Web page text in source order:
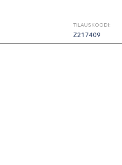
TILAUSKOODI:
Z217409